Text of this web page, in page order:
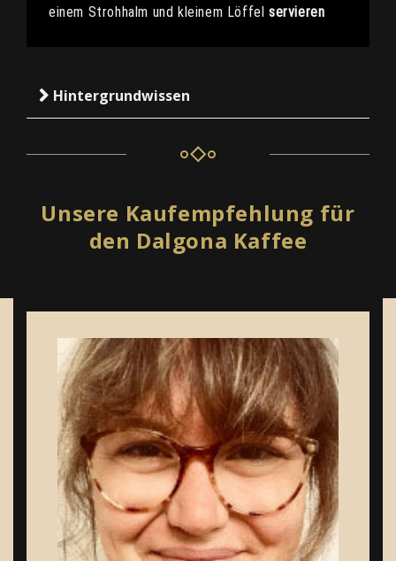
einem Strohhalm und kleinem Löffelservieren
Hintergrundwissen
Unsere Kaufempfehlung für
den Dalgona Kaffee